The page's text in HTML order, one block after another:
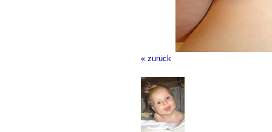
« zurück